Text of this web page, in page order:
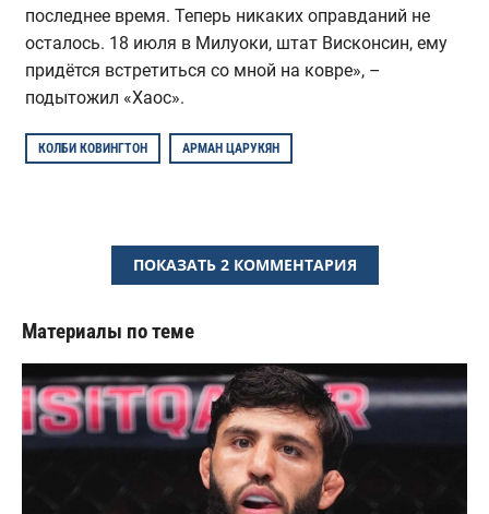
последнее время. Теперь никаких оправданий не
осталось. 18 июля в Милуоки, штат Висконсин, ему
придётся встретиться со мной на ковре», –
подытожил «Хаос».
КОЛБИ КОВИНГТОН АРМАН ЦАРУКЯН
ПОКАЗАТЬ 2 КОММЕНТАРИЯ
Материалы по теме